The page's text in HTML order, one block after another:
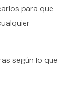
para que
según lo que